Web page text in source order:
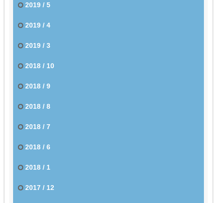
2019 / 5
2019 / 4
2019 / 3
2018 / 10
2018 / 9
2018 / 8
2018 / 7
2018 / 6
2018 / 1
2017 / 12